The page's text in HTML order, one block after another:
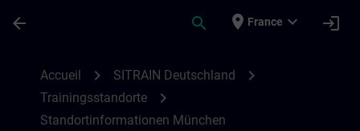
arrow_back search place France expand_more login
Accueil chevron_right SITRAIN Deutschland chevron_right
Trainingsstandorte chevron_right
Standortinformationen München